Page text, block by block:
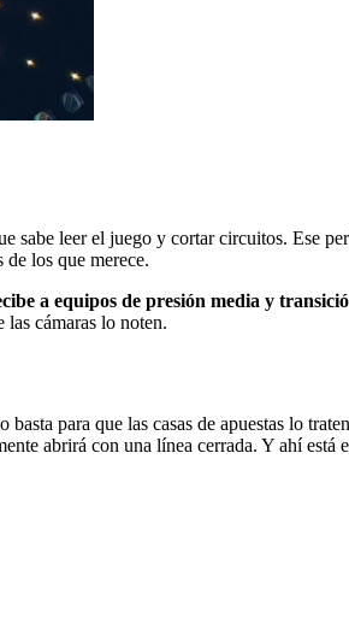
sabe leer el juego y cortar circuitos. Ese
los que merece.
a equipos de presión media y
cámaras lo noten.
para que las casas de apuestas lo
abrirá con una línea cerrada. Y ahí está